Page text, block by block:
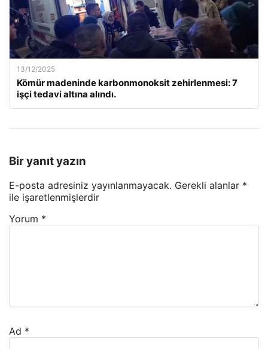
13/12/2025
Kömür madeninde karbonmonoksit zehirlenmesi: 7
işçi tedavi altına alındı.
Bir yanıt yazın
E-posta adresiniz yayınlanmayacak. Gerekli alanlar *
ile işaretlenmişlerdir
Yorum *
Ad *